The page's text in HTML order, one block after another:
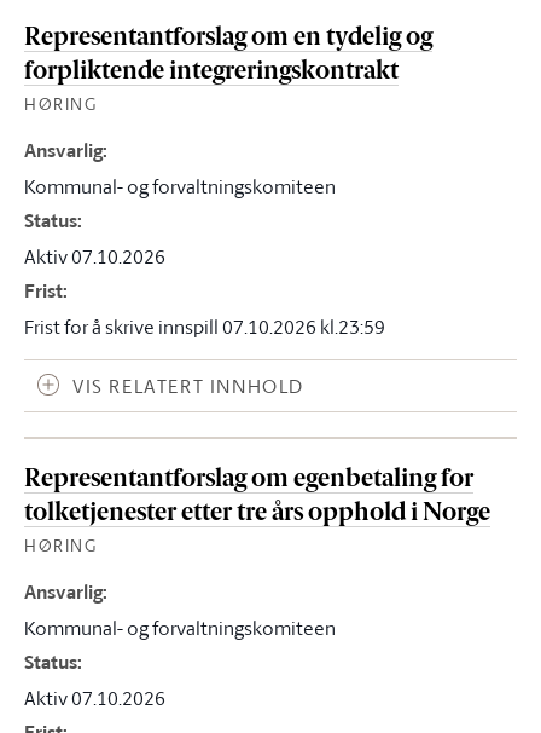
Representantforslag om en tydelig og
forpliktende integreringskontrakt
HØRING
Ansvarlig:
Kommunal- og forvaltningskomiteen
Status:
Aktiv 07.10.2026
Frist:
Frist for å skrive innspill 07.10.2026 kl.23:59
VIS RELATERT INNHOLD
Representantforslag om egenbetaling for
tolketjenester etter tre års opphold i Norge
HØRING
Ansvarlig:
Kommunal- og forvaltningskomiteen
Status:
Aktiv 07.10.2026